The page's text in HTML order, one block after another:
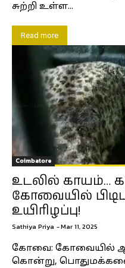
சுற்றி உள்ள...
Read more
Coimbatore
உடலில் காயம்…
கோவையில்
உயிரிழப்பு!
Sathiya Priya -Mar 11, 2025
கோவை: கோவையில்
கொன்று, பொதுமக்களை